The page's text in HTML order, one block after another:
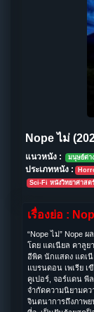
Nope ไม่
แนวหนัง : มนุษย์ต่า
ประเภทหนัง :
Sci-Fi หนังวิทยาศาสต
เรื่องย่อ :
“Nope ไม่” Nope
โดย แดเนียล คาลูย
อีพิค นักแสดง แดเ
แบรนดอน เพเรีย
คูเปอร์, จอร์แดน พี
จำกัดความนิยามค
จินตนาการถึงภาพ